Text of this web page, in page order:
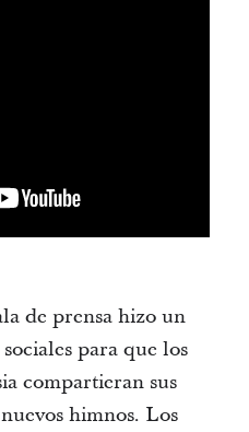
de prensa hizo un
para que los
compartieran sus
himnos. Los